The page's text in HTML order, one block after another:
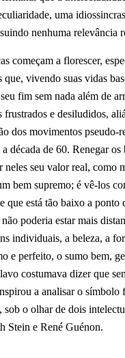
uma
nenhuma relevância
começam a florescer,
que, vivendo suas vidas
fim sem nada além de
frustrados e desiludidos,
dos movimentos pseudo-
década de 60. Renegar os
neles seu valor real, como
bem supremo; é vê-los
que está tão baixo a ponto
poderia estar mais
individuais, a beleza, a
e perfeito, o sumo bem,
costumava dizer que
a analisar o símbolo
o olhar de dois
Stein e René Guénon.